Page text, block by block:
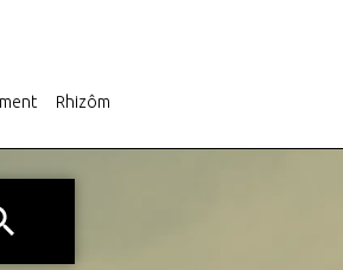
Rhizôm